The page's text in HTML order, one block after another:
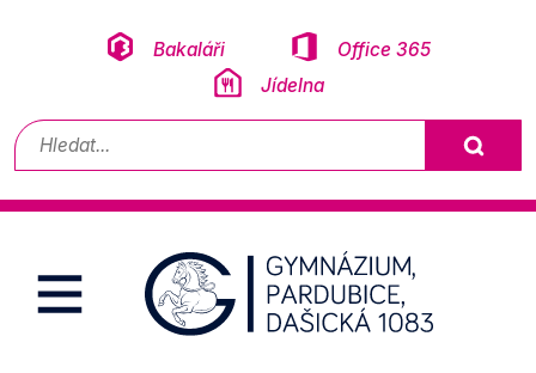
Bakaláři
Office 365
Jídelna
Vyhledávání